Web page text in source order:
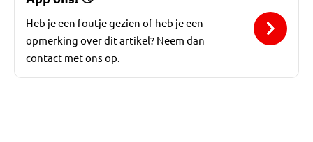
Heb je een foutje gezien of heb je een
opmerking over dit artikel? Neem dan
contact met ons op.